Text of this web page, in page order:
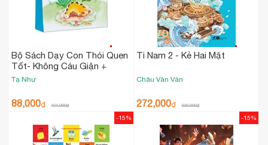
Bộ Sách Dạy Con Thói Quen
Tốt- Không Cáu Giận +
Không Tham Lam + Không
4 Tập)
Tạ Như
88,000₫ 104,000₫
Ti Nam 2 - Kẻ Hai Mặt
Châu Văn Văn
272,000₫ 320,000₫
-15% -15%